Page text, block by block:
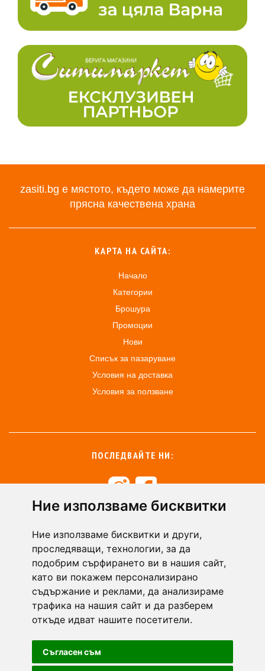
Ние използваме бисквитки
Ние използваме бисквитки и други,
проследяващи, технологии, за да
подобрим сърфирането ви в нашия сайт,
като ви покажем персонализирано
съдържание и реклами, да анализираме
трафика на нашия сайт и да разберем
откъде идват нашите посетители.
Съгласен съм
zasiti.bg е мястото, където може да намерите
прясна качествена храна
КАРТА НА САЙТА:
Начало
Категории
Брошура
Промоции
Нови
Списък за пазаруване
Условия на доставка
Условия за ползване
ПОСЛЕДВАЙТЕ НИ:
+359 894 49 0144
support@zasiti.bg